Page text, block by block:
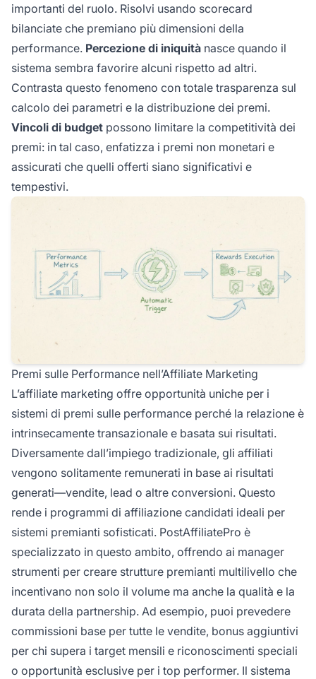
importanti del ruolo. Risolvi usando scorecard
bilanciate che premiano più dimensioni della
performance. Percezione di iniquità nasce quando il
sistema sembra favorire alcuni rispetto ad altri.
Contrasta questo fenomeno con totale trasparenza sul
calcolo dei parametri e la distribuzione dei premi.
Vincoli di budget possono limitare la competitività dei
premi: in tal caso, enfatizza i premi non monetari e
assicurati che quelli offerti siano significativi e
tempestivi.
Premi sulle Performance nell’Affiliate Marketing
L’affiliate marketing offre opportunità uniche per i
sistemi di premi sulle performance perché la relazione è
intrinsecamente transazionale e basata sui risultati.
Diversamente dall’impiego tradizionale, gli affiliati
vengono solitamente remunerati in base ai risultati
generati—vendite, lead o altre conversioni. Questo
rende i programmi di affiliazione candidati ideali per
sistemi premianti sofisticati. PostAffiliatePro è
specializzato in questo ambito, offrendo ai manager
strumenti per creare strutture premianti multilivello che
incentivano non solo il volume ma anche la qualità e la
durata della partnership. Ad esempio, puoi prevedere
commissioni base per tutte le vendite, bonus aggiuntivi
per chi supera i target mensili e riconoscimenti speciali
o opportunità esclusive per i top performer. Il sistema